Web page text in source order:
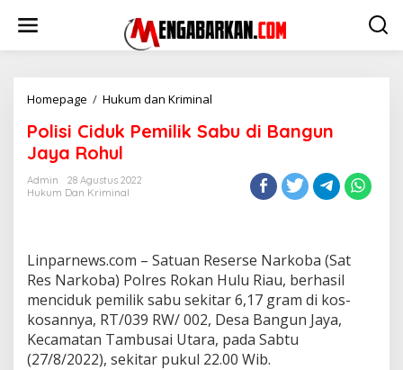
Homepage / Hukum dan Kriminal
Pemilik
Bangun
Polisi Ciduk Pemilik Sabu di Bangun
Jaya Rohul
Admin
28 Agustus 2022
Hukum Dan Kriminal
Linparnews.com – Satuan Reserse Narkoba (Sat
Res Narkoba) Polres Rokan Hulu Riau, berhasil
menciduk pemilik sabu sekitar 6,17 gram di kos-
kosannya, RT/039 RW/ 002, Desa Bangun Jaya,
Kecamatan Tambusai Utara, pada Sabtu
(27/8/2022), sekitar pukul 22.00 Wib.